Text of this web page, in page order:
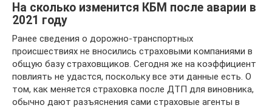
На сколько изменится КБМ после аварии в
2021 году
Ранее сведения о дорожно-транспортных
происшествиях не вносились страховыми компаниями в
общую базу страховщиков. Сегодня же на коэффициент
повлиять не удастся, поскольку все эти данные есть. О
том, как меняется страховка после ДТП для виновника,
обычно дают разъяснения сами страховые агенты в